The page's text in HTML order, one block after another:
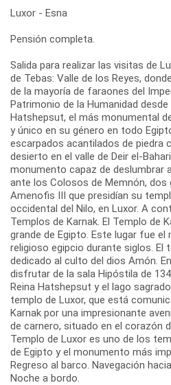
Luxor - Esna
Pensión completa.
Salida para realizar las visitas de
de Tebas: Valle de los Reyes,
de la mayoría de faraones del
Patrimonio de la Humanidad desde
Hatshepsut, el más monumental
y único en su género en todo
escarpados acantilados de piedra
desierto en el valle de Deir el-
monumento capaz de deslumbrar
ante los Colosos de Memnón,
Amenofis III que presidían su
occidental del Nilo, en Luxor. A
Templos de Karnak. El Templo de
grande de Egipto. Este lugar fue
religioso egipcio durante siglos. El
dedicado al culto del dios Amón.
disfrutar de la sala Hipóstila de
Reina Hatshepsut y el lago
templo de Luxor, que está
Karnak por una impresionante
de carnero, situado en el corazón
Templo de Luxor es uno de los
de Egipto y el monumento más
Regreso al barco. Navegación
Noche a bordo.